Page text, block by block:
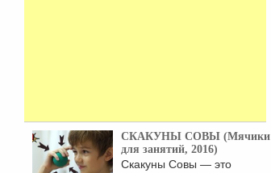
СКАКУНЫ СОВЫ (Мячики
для занятий, 2016)
Скакуны Совы — это